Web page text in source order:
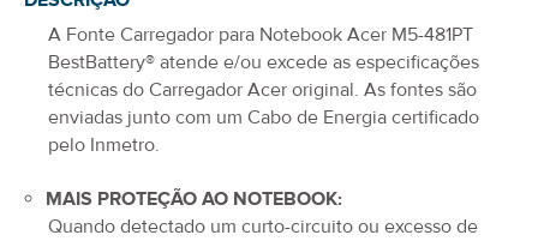
A Fonte Carregador para Notebook Acer M5-481PT
BestBattery® atende e/ou excede as especificações
técnicas do Carregador Acer original. As fontes são
enviadas junto com um Cabo de Energia certificado
pelo Inmetro.
MAIS PROTEÇÃO AO NOTEBOOK:
Quando detectado um curto-circuito ou excesso de